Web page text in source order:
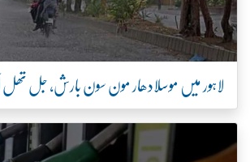
لاہور میں موسلادھار مون سون بارش، جل